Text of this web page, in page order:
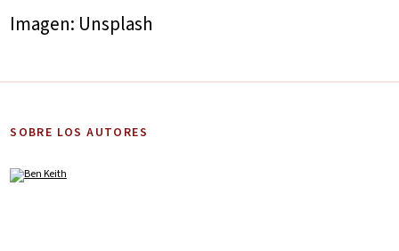
Imagen: Unsplash
SOBRE LOS AUTORES